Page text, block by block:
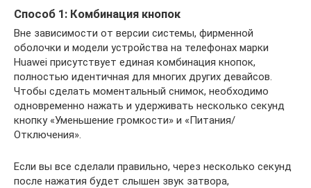
Способ 1: Комбинация кнопок
Вне зависимости от версии системы, фирменной
оболочки и модели устройства на телефонах марки
Huawei присутствует единая комбинация кнопок,
полностью идентичная для многих других девайсов.
Чтобы сделать моментальный снимок, необходимо
одновременно нажать и удерживать несколько секунд
кнопку «Уменьшение громкости» и «Питания/
Отключения».
Если вы все сделали правильно, через несколько секунд
после нажатия будет слышен звук затвора,